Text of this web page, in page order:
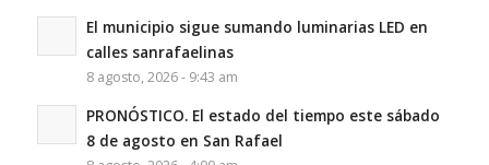
El municipio sigue sumando luminarias LED en
calles sanrafaelinas
8 agosto, 2026 - 9:43 am
PRONÓSTICO. El estado del tiempo este sábado
8 de agosto en San Rafael